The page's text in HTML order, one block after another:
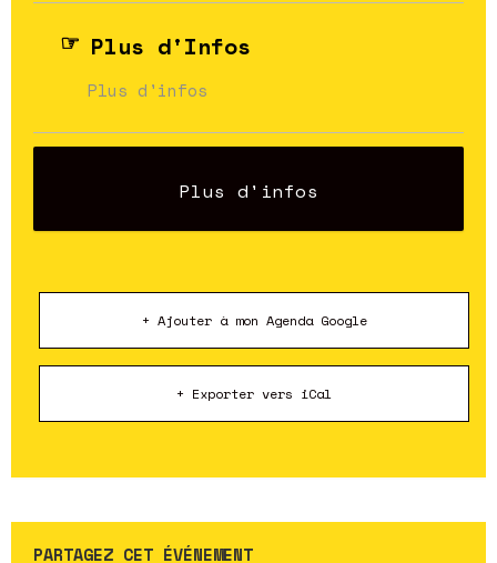
Plus d'Infos
Plus d'infos
Plus d'infos
+ Ajouter à mon Agenda Google
+ Exporter vers iCal
PARTAGEZ CET ÉVÉNEMENT